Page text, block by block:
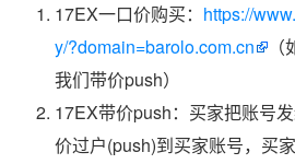
17EX一口价购买： https://
y/?domain=barolo.com.cn
我们带价push）
17EX带价push：买家把账号
价过户(push)到买家账号，买